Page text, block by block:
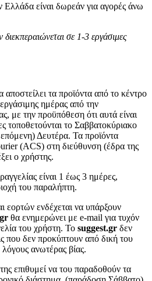
είναι δωρεάν για αγορές άνω
σε 1-3 εργάσιμες
αποστείλει τα προϊόντα από το κέντρο
ημέρας από την
με την προϋπόθεση ότι αυτά είναι
τοποθετούνται το Σαββατοκύριακο
Δευτέρα. Τα προϊόντα
(ACS) στη διεύθυνση (έδρα της
ο χρήστης.
είναι 1 έως 3 ημέρες,
του παραλήπτη.
εορτών ενδέχεται να υπάρξουν
θα ενημερώνει με e-mail για τυχόν
του χρήστη. Το suggest.gr δεν
που δεν προκύπτουν από δική του
λόγους ανωτέρας βίας.
επιθυμεί να του παραδοθούν τα